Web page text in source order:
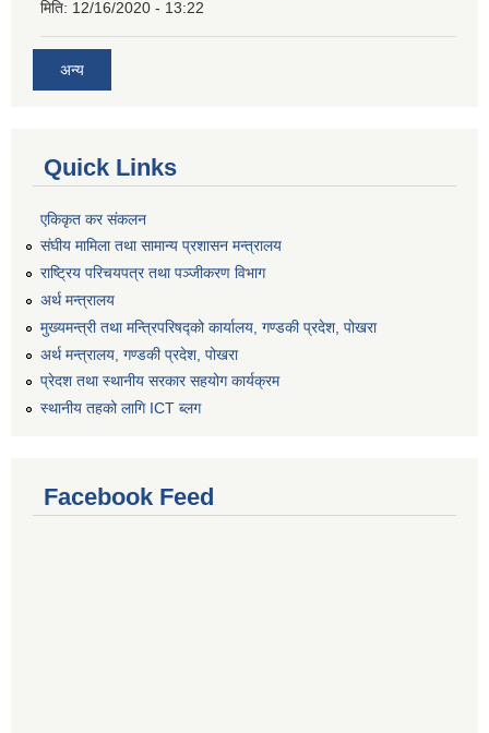
मिति: 12/16/2020 - 13:22
अन्य
Quick Links
एकिकृत कर संकलन
संघीय मामिला तथा सामान्य प्रशासन मन्त्रालय
राष्ट्रिय परिचयपत्र तथा पञ्जीकरण विभाग
अर्थ मन्त्रालय
मुख्यमन्त्री तथा मन्त्रिपरिषद्को कार्यालय, गण्डकी प्रदेश, पोखरा
अर्थ मन्त्रालय, गण्डकी प्रदेश, पोखरा
प्रेदश तथा स्थानीय सरकार सहयोग कार्यक्रम
स्थानीय तहको लागि ICT ब्लग
Facebook Feed